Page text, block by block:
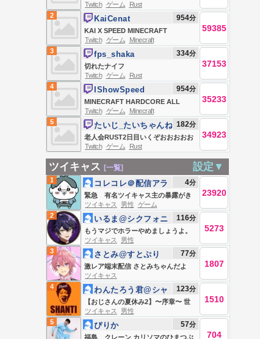
夜の部
Twitch ゲーム
Rust
2
KAI X SPEED MINECRAFT
MARATHON BEATING ALL
BOSSES *HARDCORE* (Wither,
Warden, Elder Guardian, Ender
Dragon)
KaiCenat 954分
59385
Twitch ゲーム
Minecraft
3
切れたナイフ
fps_shaka 334分
37153
Twitch ゲーム
Rust
4
MINECRAFT HARDCORE ALL
BOSSES DAY 2 🍄🔨🧟‍♂️ft. KaiCenat
IShowSpeed 954分
35233
Twitch ゲーム
Minecraft
5
老人会RUST2日目いくぞおおおおお
おおおおお
たいじ_たいちゃんね
る
182分
34923
Twitch ゲーム Rust
ツイキャス [一覧] 設定▼
1
緊急 有名ツイキャス主の暴露がき
た。 ツイキャス闇ニュース😈👿👿
コレコレ＠配信アラ
ート😷
4分
23920
ツイキャス 男性 ゲーム
2
もうマジでホラーやめましょうよ。
俺とおまえの時間
いるま@シクフォニ 116分
5273
ツイキャス
男性
3
激レア端末配信 さとみちゃんだよ
さとみ@すとぷり 77分
1807
ツイキャス
4
【おじさんの夏休み2】〜序章〜 世
界中にしゃんてぃ言わせたい
わんたろう君@シャ
ンT101
123分
1510
ツイキャス
男性
5
福島 クレーン カリソマのひまつぶ
ぴりか 57分
704